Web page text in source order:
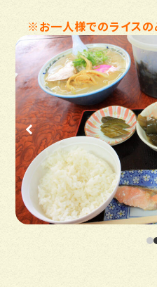
※お一人様でのライスの